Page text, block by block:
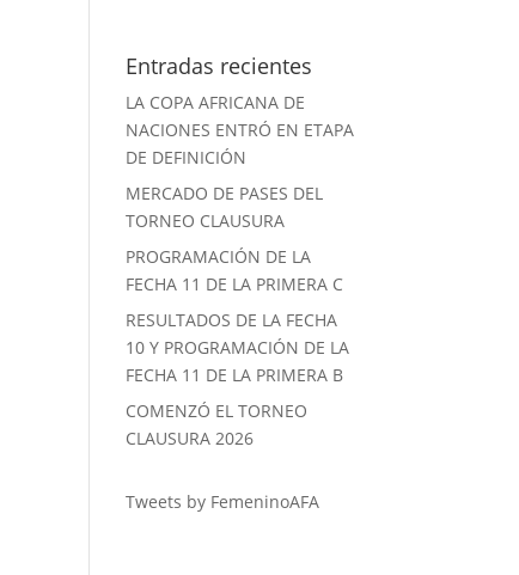
Entradas recientes
LA COPA AFRICANA DE
NACIONES ENTRÓ EN ETAPA
DE DEFINICIÓN
MERCADO DE PASES DEL
TORNEO CLAUSURA
PROGRAMACIÓN DE LA
FECHA 11 DE LA PRIMERA C
RESULTADOS DE LA FECHA
10 Y PROGRAMACIÓN DE LA
FECHA 11 DE LA PRIMERA B
COMENZÓ EL TORNEO
CLAUSURA 2026
Tweets by FemeninoAFA